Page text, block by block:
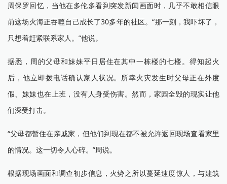
周保罗回忆，当他在多伦多看到突发新闻画面时，几乎不敢相信眼
前这场火海正吞噬自己成长了30多年的社区。“那一刻，我吓坏了，
只想着赶紧联系家人。”他说。
据悉，周的父母和妹妹平日居住在其中一栋楼的七楼。得知起火
后，他立即拨电话确认家人状况。所幸火灾发生时父母正在外度
假、妹妹也在上班，没有人身受伤害。然而，家园全毁的现实让他
们深受打击。
“父母都暂住在亲戚家，但他们到现在都不被允许返回现场查看家里
的情况。这一切令人心碎。”周说。
根据现场画面和调查初步信息，火势之所以蔓延速度惊人，与建筑